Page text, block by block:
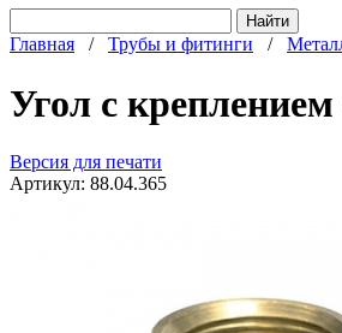
Главная / Трубы и фитинги /
Угол с
Версия для печати
Артикул: 88.04.365